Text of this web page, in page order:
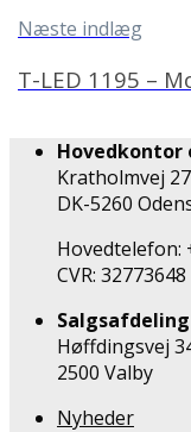
Næste indlæg
T-LED 1195 –
Hovedkontor
Kratholmvej
DK-5260
Hovedtelefon:
CVR: 32773648
Høffdingsvej
2500 Valby
Nyheder